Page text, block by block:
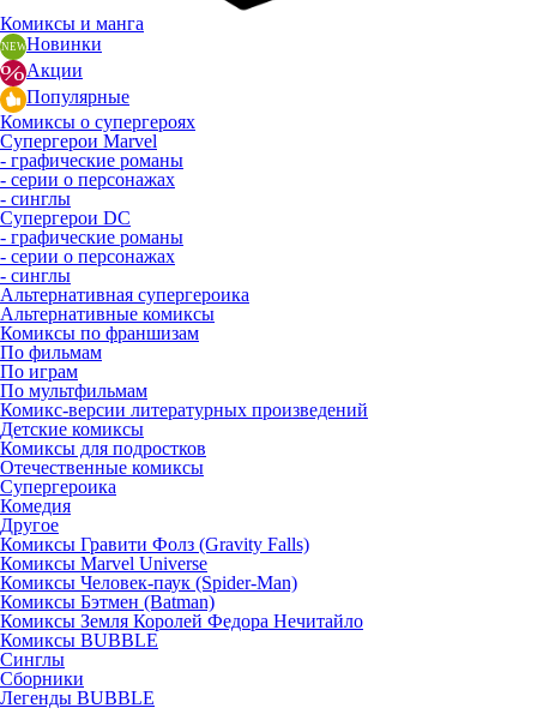
Комиксы и манга
Новинки
Акции
Популярные
Комиксы о супергероях
Супергерои Marvel
- графические романы
- серии о персонажах
- синглы
Супергерои DC
- графические романы
- серии о персонажах
- синглы
Альтернативная супергероика
Альтернативные комиксы
Комиксы по франшизам
По фильмам
По играм
По мультфильмам
Комикс-версии литературных произведений
Детские комиксы
Комиксы для подростков
Отечественные комиксы
Супергероика
Комедия
Другое
Комиксы Гравити Фолз (Gravity Falls)
Комиксы Marvel Universe
Комиксы Человек-паук (Spider-Man)
Комиксы Бэтмен (Batman)
Комиксы Земля Королей Федора Нечитайло
Комиксы BUBBLE
Синглы
Сборники
Легенды BUBBLE